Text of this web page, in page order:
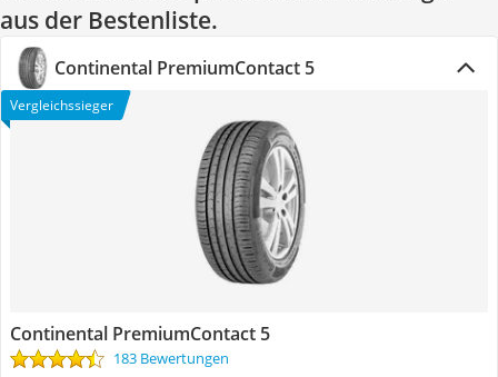
aus der Bestenliste.
Continental PremiumContact 5
Vergleichssieger
Continental PremiumContact 5
183 Bewertungen